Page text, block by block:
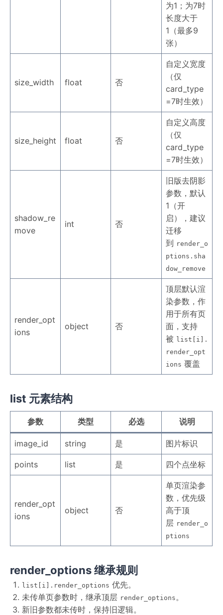
为1；为7时
长度大于
1（最多9
张）
size_width float 否
自定义宽度
（仅
card_type
=7时生效）
size_height float 否
自定义高度
（仅
card_type
=7时生效）
shadow_re
move
int 否
旧版去阴影
参数，默认
1（开
启），建议
迁移
到 render_o
ptions.sha
dow_remove
render_opt
ions
object 否
顶层默认渲
染参数，作
用于所有页
面，支持
被 list[i].
render_opt
ions 覆盖
list 元素结构
参数 类型 必选 说明
image_id string 是 图片标识
points list 是 四个点坐标
render_opt
ions
object 否
单页渲染参
数，优先级
高于顶
层 render_o
ptions
render_options 继承规则
list[i].render_options 优先。
未传单页参数时，继承顶层 render_options。
新旧参数都未传时，保持旧逻辑。